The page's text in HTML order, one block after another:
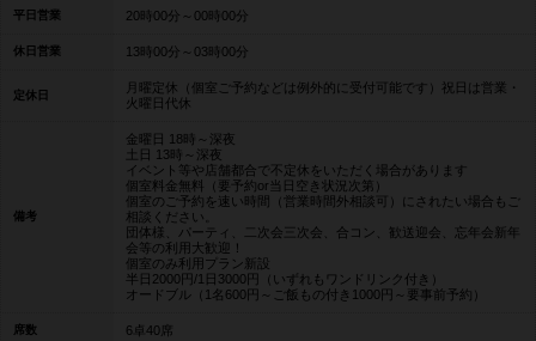
平日営業 20時00分～00時00分
休日営業 13時00分～03時00分
定休日
月曜定休（個室ご予約などは例外的に受付可能です）祝日は営業・
火曜日代休
備考
金曜日 18時～深夜
土日 13時～深夜
イベント等や店舗都合で不定休をいただく場合があります
個室料金無料（要予約or当日空き状況次第）
個室のご予約を速い時間（営業時間外相談可）にされたい場合もご
相談ください。
団体様、パーティ、二次会三次会、合コン、歓送迎会、忘年会新年
会等の利用大歓迎！
個室のみ利用プラン新設
半日2000円/1日3000円（いずれもワンドリンク付き）
オードブル（1名600円～ご飯もの付き1000円～要事前予約）
席数 6卓40席